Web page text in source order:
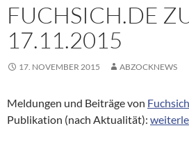
FUCHSICH.DE
17.11.2015
17. NOVEMBER 2015 ABZOCKNEWS
Meldungen und Beiträge von
Publikation (nach Aktualität):